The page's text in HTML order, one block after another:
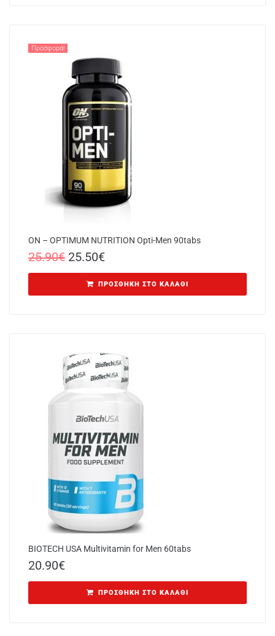
Προσφορά!
ON – OPTIMUM NUTRITION Opti-Men 90tabs
25.90€ 25.50€
ΠΡΟΣΘΉΚΗ ΣΤΟ ΚΑΛΆΘΙ
BIOTECH USA Multivitamin for Men 60tabs
20.90€
ΠΡΟΣΘΉΚΗ ΣΤΟ ΚΑΛΆΘΙ